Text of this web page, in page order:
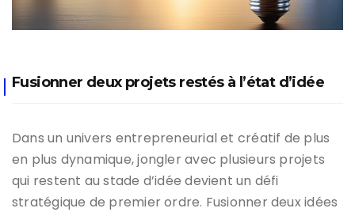
Fusionner deux projets restés à l’état d’idée
Dans un univers entrepreneurial et créatif de plus
en plus dynamique, jongler avec plusieurs projets
qui restent au stade d’idée devient un défi
stratégique de premier ordre. Fusionner deux idées